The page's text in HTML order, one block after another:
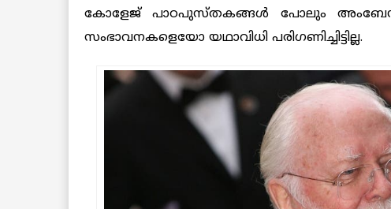
കോളേജ് പാഠപുസ്തകങ്ങള്‍ പോലും
സംഭാവനകളെയോ യഥാവിധി പരിഗണിച്ചിട്ടില്ല.